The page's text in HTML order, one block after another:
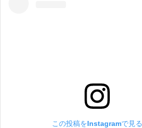
この投稿をInstagramで見る